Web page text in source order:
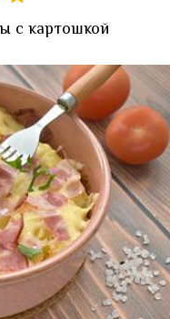
с картошкой